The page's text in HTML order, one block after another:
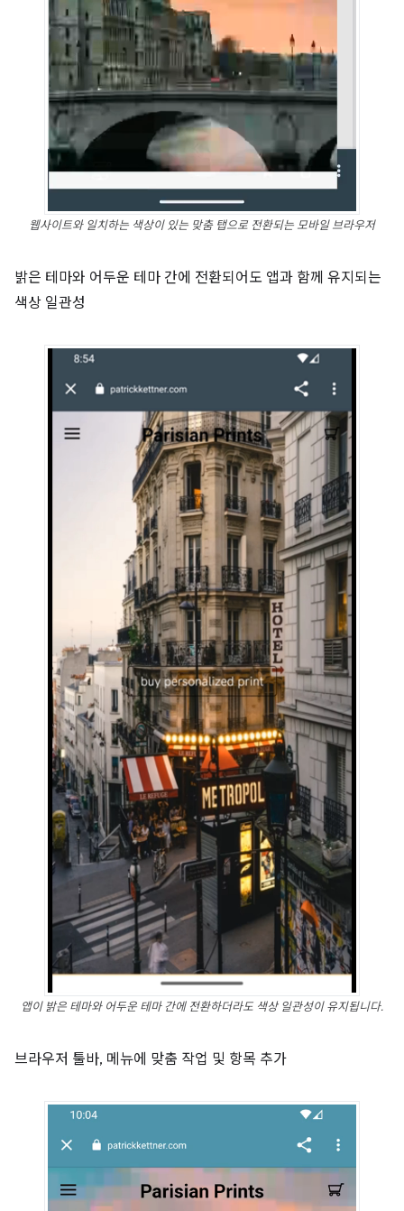
웹사이트와 일치하는 색상이 있는 맞춤 탭으로 전환되는 모바일 브라우저
밝은 테마와 어두운 테마 간에 전환되어도 앱과 함께 유지되는
색상 일관성
앱이 밝은 테마와 어두운 테마 간에 전환하더라도 색상 일관성이 유지됩니다.
브라우저 툴바, 메뉴에 맞춤 작업 및 항목 추가